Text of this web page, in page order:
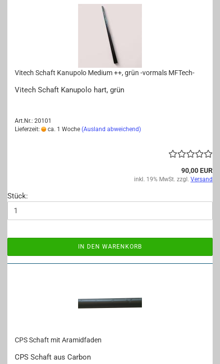
Vi­tech Schaft Ka­nu­po­lo Me­di­um ++, grün -​vor­mals MFTech-​​
Vi­tech Schaft Ka­nu­po­lo hart, grün
Art.Nr.: 20101
Lieferzeit:
ca. 1 Woche (Ausland abweichend)
90,00 EUR
inkl. 19% MwSt. zzgl. Versand
Stück:
IN DEN WARENKORB
CPS Schaft mit Ara­mid­fa­den
CPS Schaft aus Car­bon